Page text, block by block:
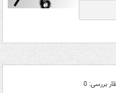
بررسی: 0